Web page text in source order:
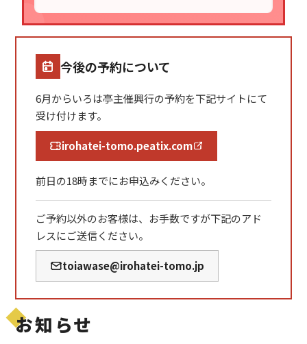
今後の予約について
6月からいろは亭主催興行の予約を下記サイトにて
受け付けます。
irohatei-tomo.peatix.com
前日の18時までにお申込みください。
ご予約以外のお客様は、お手数ですが下記のアド
レスにご送信ください。
toiawase@irohatei-tomo.jp
お知らせ